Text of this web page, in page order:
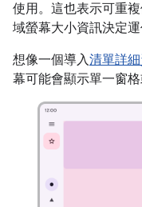
使用。這也表示可重
域螢幕大小資訊決定運
想像一個導入清單詳
幕可能會顯示單一窗